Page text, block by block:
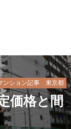
ンション記事 東京都
価格と間